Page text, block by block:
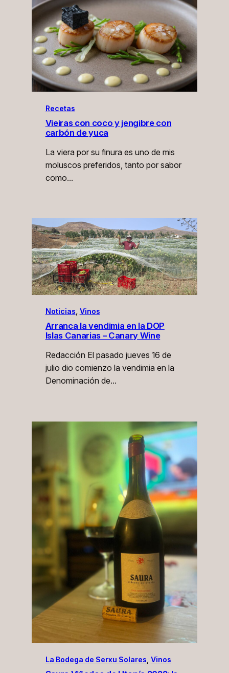
Recetas
Vieiras con coco y jengibre con
carbón de yuca
La viera por su finura es uno de mis
moluscos preferidos, tanto por sabor
como…
Noticias, Vinos
Arranca la vendimia en la DOP
Islas Canarias – Canary Wine
Redacción El pasado jueves 16 de
julio dio comienzo la vendimia en la
Denominación de…
La Bodega de Serxu Solares Vinos